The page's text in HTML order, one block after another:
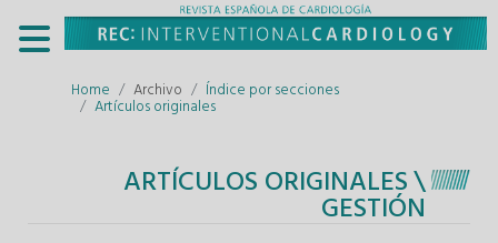
Home Archivo Índice por secciones
Artículos originales
ARTÍCULOS ORIGINALES \
GESTIÓN